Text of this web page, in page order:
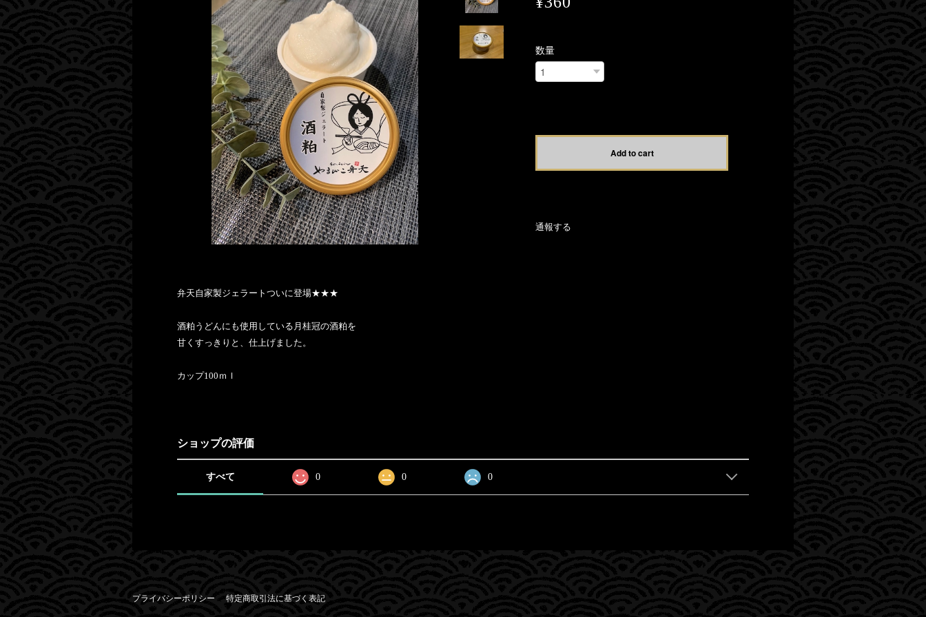
弁天自家製ジェラートついに登場★★★
酒粕うどんにも使用している月桂冠の酒粕を
甘くすっきりと、仕上げました。
カップ100ｍｌ
数量
Add to cart
通報する
ショップの評価
すべて 0 0 0
プライバシーポリシー 特定商取引法に基づく表記